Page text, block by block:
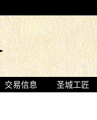
交易信息 圣城工匠